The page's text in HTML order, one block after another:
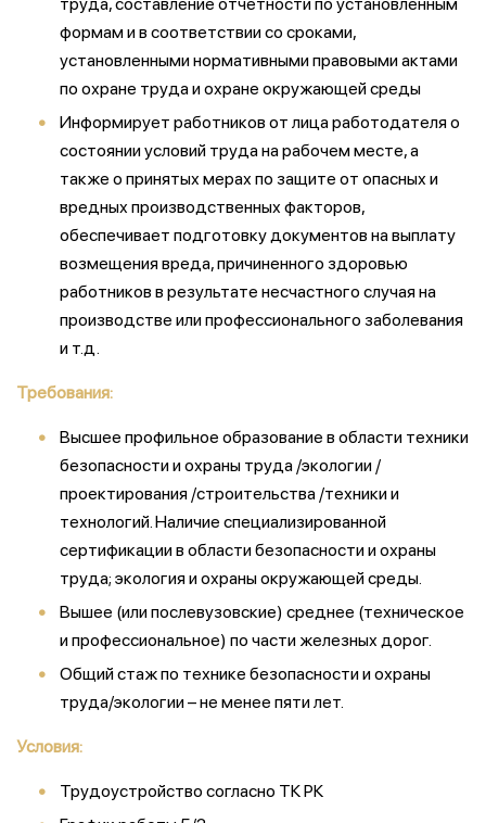
формам и в соответствии со сроками,
установленными нормативными правовыми актами
по охране труда и охране окружающей среды
Информирует работников от лица работодателя о
состоянии условий труда на рабочем месте, а
также о принятых мерах по защите от опасных и
вредных производственных факторов,
обеспечивает подготовку документов на выплату
возмещения вреда, причиненного здоровью
работников в результате несчастного случая на
производстве или профессионального заболевания
и т.д.
Требования:
Высшее профильное образование в области техники
безопасности и охраны труда /экологии /
проектирования /строительства /техники и
технологий. Наличие специализированной
сертификации в области безопасности и охраны
труда; экология и охраны окружающей среды.
Вышее (или послевузовские) среднее (техническое
и профессиональное) по части железных дорог.
Общий стаж по технике безопасности и охраны
труда/экологии – не менее пяти лет.
Условия:
Трудоустройство согласно ТК РК